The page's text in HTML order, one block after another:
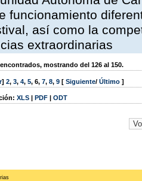
funcionamiento
así como la
extraordinarias
mostrando del 126 al 150.
] 2, 3, 4, 5, 6, 7, 8, 9 [ Siguiente/ Último ]
XLS | PDF | ODT